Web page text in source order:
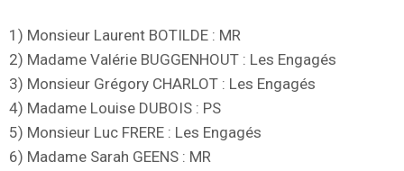
1) Monsieur Laurent BOTILDE : MR
2) Madame Valérie BUGGENHOUT : Les Engagés
3) Monsieur Grégory CHARLOT : Les Engagés
4) Madame Louise DUBOIS : PS
5) Monsieur Luc FRERE : Les Engagés
6) Madame Sarah GEENS : MR